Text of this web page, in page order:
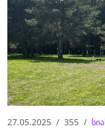
27.05.2025 355